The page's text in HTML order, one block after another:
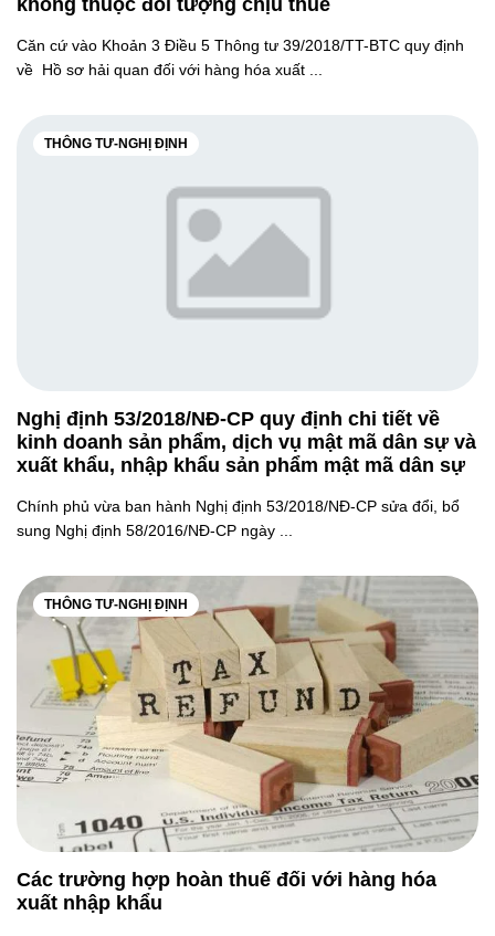
không thuộc đối tượng chịu thuế
Căn cứ vào Khoản 3 Điều 5 Thông tư 39/2018/TT-BTC quy định
về Hồ sơ hải quan đối với hàng hóa xuất ...
THÔNG TƯ-NGHỊ ĐỊNH
Nghị định 53/2018/NĐ-CP quy định chi tiết về
kinh doanh sản phẩm, dịch vụ mật mã dân sự và
xuất khẩu, nhập khẩu sản phẩm mật mã dân sự
Chính phủ vừa ban hành Nghị định 53/2018/NĐ-CP sửa đổi, bổ
sung Nghị định 58/2016/NĐ-CP ngày ...
THÔNG TƯ-NGHỊ ĐỊNH
Các trường hợp hoàn thuế đối với hàng hóa
xuất nhập khẩu